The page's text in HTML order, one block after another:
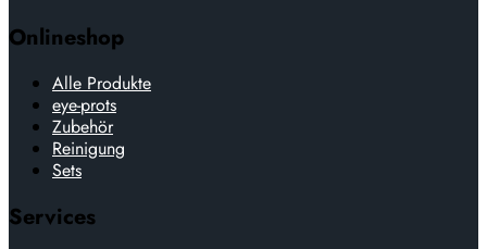
Onlineshop
Alle Produkte
eye-prots
Zubehör
Reinigung
Sets
Services